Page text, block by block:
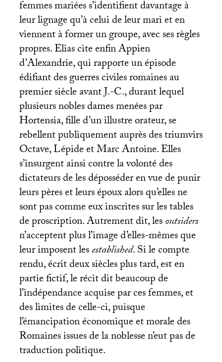
femmes mariées s’identifient davantage à
leur lignage qu’à celui de leur mari et en
viennent à former un groupe, avec ses règles
propres. Elias cite enfin Appien
d’Alexandrie, qui rapporte un épisode
édifiant des guerres civiles romaines au
premier siècle avant J.-C., durant lequel
plusieurs nobles dames menées par
Hortensia, fille d’un illustre orateur, se
rebellent publiquement auprès des triumvirs
Octave, Lépide et Marc Antoine. Elles
s’insurgent ainsi contre la volonté des
dictateurs de les déposséder en vue de punir
leurs pères et leurs époux alors qu’elles ne
sont pas comme eux inscrites sur les tables
de proscription. Autrement dit, lesoutsiders
n’acceptent plus l’image d’elles-mêmes que
leur imposent lesestablished. Si le compte
rendu, écrit deux siècles plus tard, est en
partie fictif, le récit dit beaucoup de
l’indépendance acquise par ces femmes, et
des limites de celle-ci, puisque
l’émancipation économique et morale des
Romaines issues de la noblesse n’eut pas de
traduction politique.